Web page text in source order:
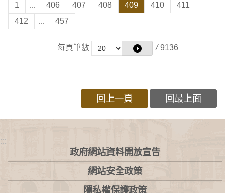
1 ... 406 407 408 409 410
411
412
... 457
每頁筆數 / 9136
回上一頁 回最上面
:::
政府網站資料開放宣告
網站安全政策
隱私權保護政策